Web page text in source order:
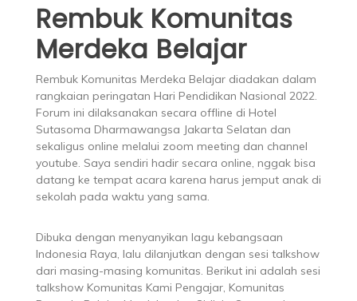
Rembuk Komunitas
Merdeka Belajar
Rembuk Komunitas Merdeka Belajar diadakan dalam
rangkaian peringatan Hari Pendidikan Nasional 2022.
Forum ini dilaksanakan secara offline di Hotel
Sutasoma Dharmawangsa Jakarta Selatan dan
sekaligus online melalui zoom meeting dan channel
youtube. Saya sendiri hadir secara online, nggak bisa
datang ke tempat acara karena harus jemput anak di
sekolah pada waktu yang sama.
Dibuka dengan menyanyikan lagu kebangsaan
Indonesia Raya, lalu dilanjutkan dengan sesi talkshow
dari masing-masing komunitas. Berikut ini adalah sesi
talkshow Komunitas Kami Pengajar, Komunitas